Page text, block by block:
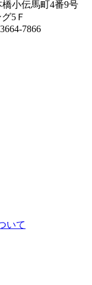
橋小伝馬町4番9号
5Ｆ
7866
いて